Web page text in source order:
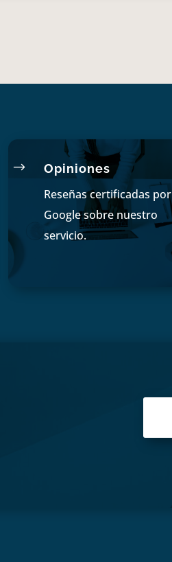
$ Opiniones
Reseñas certificadas por
Google sobre nuestro
servicio.